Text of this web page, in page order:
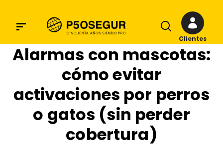
Clientes
Alarmas con mascotas:
cómo evitar
activaciones por perros
o gatos (sin perder
cobertura)